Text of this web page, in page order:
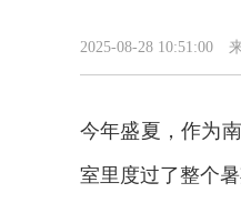
2025-08-28 10:51:00
今年盛夏，作为
室里度过了整个暑